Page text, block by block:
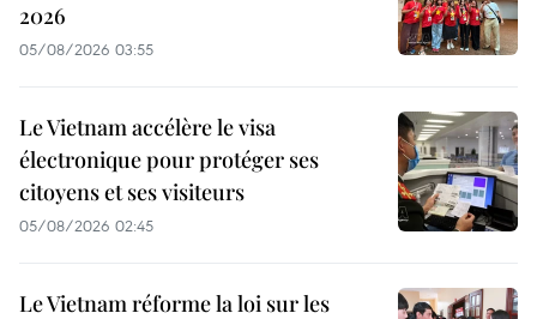
2026
05/08/2026 03:55
Le Vietnam accélère le visa
électronique pour protéger ses
citoyens et ses visiteurs
05/08/2026 02:45
Le Vietnam réforme la loi sur les